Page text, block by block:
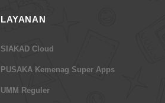
LAYANAN
SIAKAD Cloud
PUSAKA Kemenag Super Apps
UMM Reguler